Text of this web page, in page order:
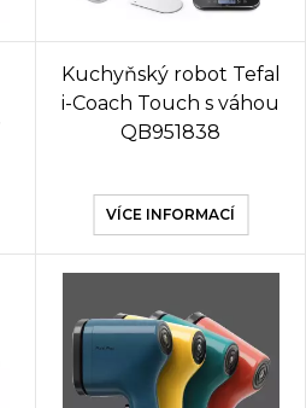
Kuchyňský robot Tefal
i-Coach Touch s váhou
QB951838
VÍCE INFORMACÍ